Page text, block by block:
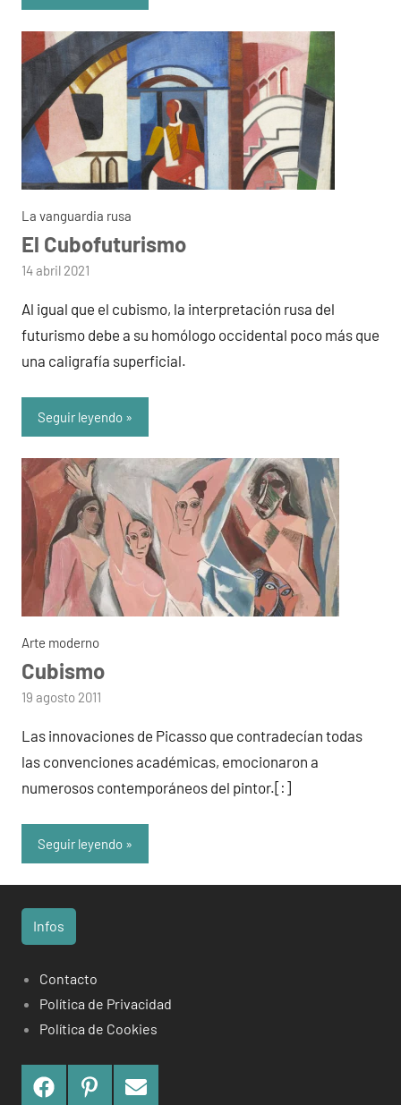
La vanguardia rusa
El Cubofuturismo
por
14 abril 2021
Al igual que el cubismo, la interpretación rusa del
futurismo debe a su homólogo occidental poco más que
una caligrafía superficial.
Seguir leyendo
Arte moderno
Cubismo
por
19 agosto 2011
Las innovaciones de Picasso que contradecían todas
las convenciones académicas, emocionaron a
numerosos contemporáneos del pintor.[:]
Seguir leyendo
Infos
Contacto
Política de Privacidad
Política de Cookies
FacebookPinterestContact